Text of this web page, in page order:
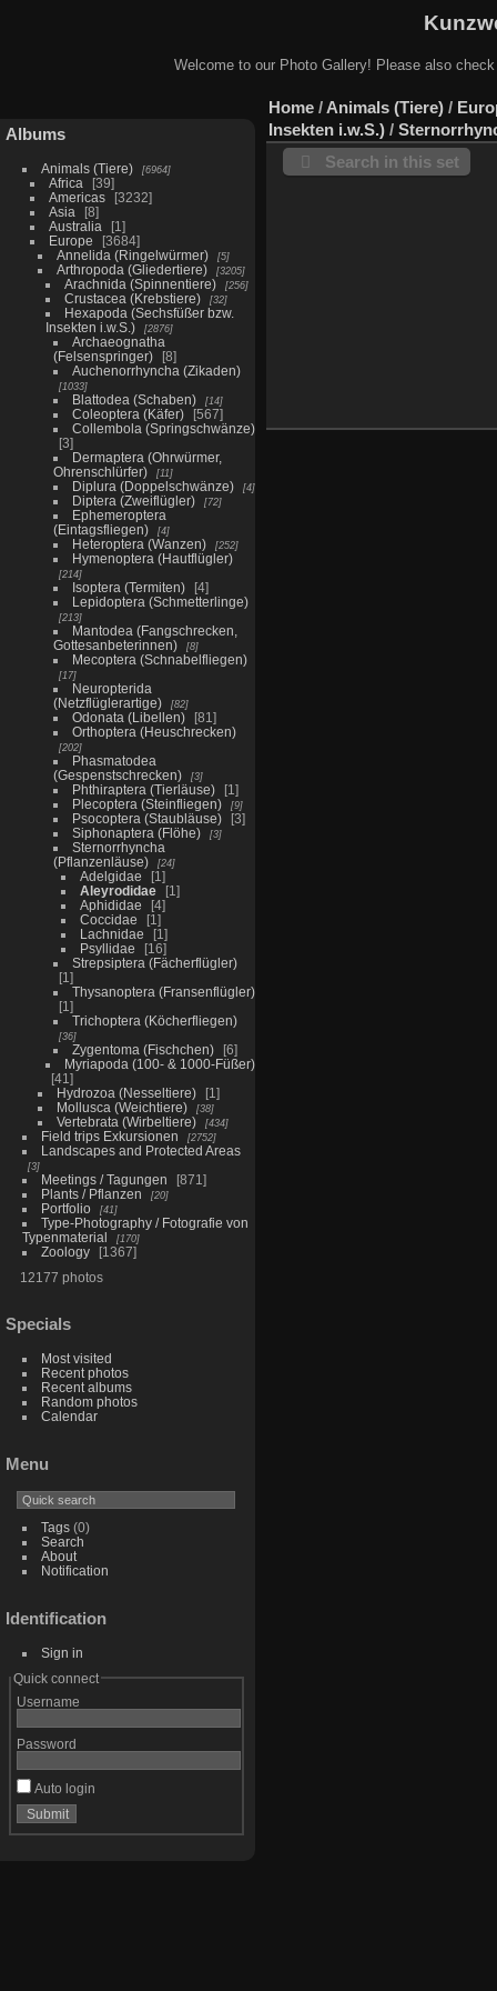
Welcome to our Photo Gallery! Please also
Albums
Animals (Tiere) 6964
Africa
39
Americas
3232
Asia
8
Australia
1
Europe
3684
Annelida (Ringelwürmer)
5
Arthropoda (Gliedertiere) 3205
Arachnida (Spinnentiere) 256
Crustacea (Krebstiere) 32
Hexapoda (Sechsfüßer bzw.
Insekten i.w.S.)
2876
Archaeognatha
(Felsenspringer)
8
Auchenorrhyncha (Zikaden)
1033
Blattodea (Schaben) 14
Coleoptera (Käfer)
567
Collembola (Springschwänze)
3
Dermaptera (Ohrwürmer,
Ohrenschlürfer)
11
Diplura (Doppelschwänze) 4
Diptera (Zweiflügler) 72
Ephemeroptera
(Eintagsfliegen)
4
Heteroptera (Wanzen) 252
Hymenoptera (Hautflügler)
214
Isoptera (Termiten)
4
Lepidoptera (Schmetterlinge)
213
Mantodea (Fangschrecken,
Gottesanbeterinnen)
8
Mecoptera (Schnabelfliegen)
17
Neuropterida
(Netzflüglerartige)
82
Odonata (Libellen)
81
Orthoptera (Heuschrecken)
202
Phasmatodea
(Gespenstschrecken)
3
Phthiraptera (Tierläuse)
1
Plecoptera (Steinfliegen)
9
Psocoptera (Staubläuse)
3
Siphonaptera (Flöhe)
3
Sternorrhyncha
(Pflanzenläuse)
24
Adelgidae
1
Aleyrodidae
1
Aphididae
4
Coccidae
1
Lachnidae
1
Psyllidae
16
Strepsiptera (Fächerflügler)
1
Thysanoptera (Fransenflügler)
1
Trichoptera (Köcherfliegen)
36
Zygentoma (Fischchen)
6
Myriapoda (100- & 1000-Füßer)
41
Hydrozoa (Nesseltiere)
1
Mollusca (Weichtiere)
38
Vertebrata (Wirbeltiere) 434
Field trips Exkursionen 2752
Landscapes and Protected Areas
3
Meetings / Tagungen
871
Plants / Pflanzen
20
Portfolio 41
Type-Photography / Fotografie von
Typenmaterial
170
Zoology
1367
12177 photos
Specials
Most visited
Recent photos
Recent albums
Random photos
Calendar
Menu
Tags(0)
Search
About
Notification
Identification
Sign in
Quick connect
Username
Password
Auto login
Home / Animals (Tiere) /
Insekten i.w.S.) /
Search in this set